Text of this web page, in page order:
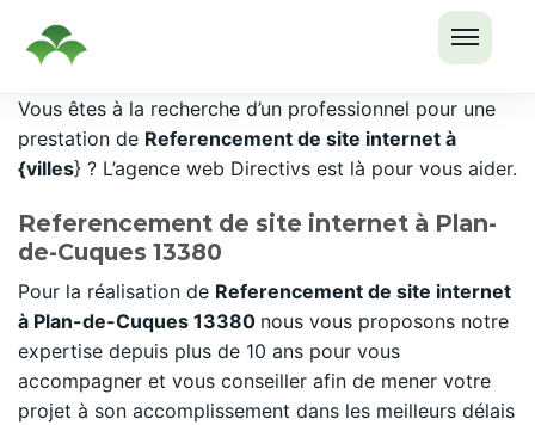
LE
MENU
Passer
au
contenu
Vous êtes à la recherche d’un professionnel pour une
prestation de Referencement de site internet à
{villes} ? L’agence web Directivs est là pour vous aider.
Referencement de site internet à Plan-
de-Cuques 13380
Pour la réalisation de Referencement de site internet
à Plan-de-Cuques 13380 nous vous proposons notre
expertise depuis plus de 10 ans pour vous
accompagner et vous conseiller afin de mener votre
projet à son accomplissement dans les meilleurs délais